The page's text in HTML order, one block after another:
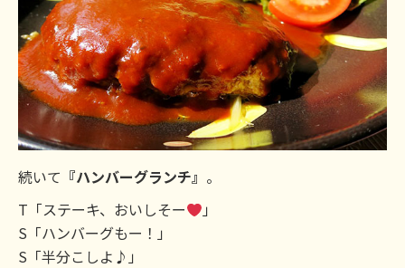
続いて 『ハンバーグランチ』 。
T「ステーキ、おいしそー
」
S「ハンバーグもー！」
S「半分こしよ♪」